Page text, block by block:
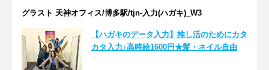
グラスト 天神オフィス/博多駅/tjn-入力(ハガキ)_W3
【ハガキのデータ入力】推し活のためにカタ
カタ入力♪高時給1600円★髪・ネイル自由